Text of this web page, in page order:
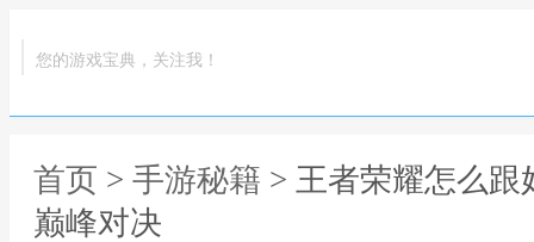
您的游戏宝典，关注我！
首页 > 手游秘籍 > 王者荣耀怎么
巅峰对决